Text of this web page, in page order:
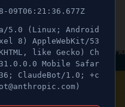
09T06:21:36.677Z
5.0 (Linux; Android
8) AppleWebKit/53
like Gecko) Ch
Mobile Safar
ClaudeBot/1.0; +c